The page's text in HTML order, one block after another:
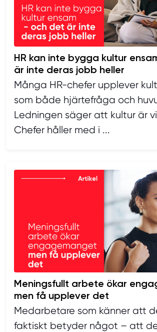
HR kan inte bygga kultur
är inte deras jobb heller
Många HR-chefer upplever
som både hjärtefråga och
Ledningen säger att kultur är
Chefer håller med i ...
Meningsfullt arbete ökar
men få upplever det
Medarbetare som känner att
faktiskt betyder något – att